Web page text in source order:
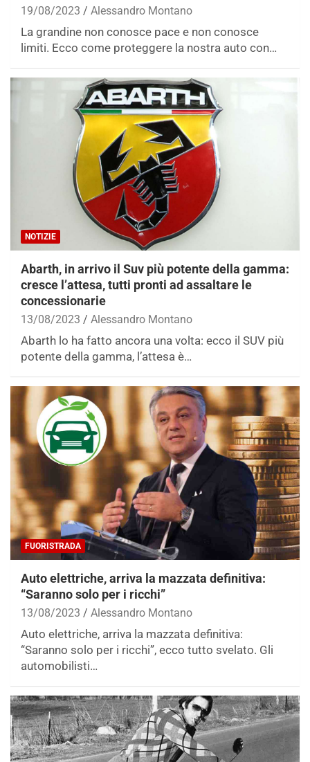
19/08/2023 Alessandro Montano
La grandine non conosce pace e non conosce
limiti. Ecco come proteggere la nostra auto con…
NOTIZIE
Abarth, in arrivo il Suv più potente della gamma:
cresce l’attesa, tutti pronti ad assaltare le
concessionarie
13/08/2023 Alessandro Montano
Abarth lo ha fatto ancora una volta: ecco il SUV più
potente della gamma, l’attesa è…
FUORISTRADA
Auto elettriche, arriva la mazzata definitiva:
“Saranno solo per i ricchi”
13/08/2023 Alessandro Montano
Auto elettriche, arriva la mazzata definitiva:
“Saranno solo per i ricchi”, ecco tutto svelato. Gli
automobilisti…